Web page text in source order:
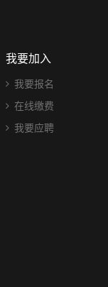
我要加入
我要报名
在线缴费
我要应聘